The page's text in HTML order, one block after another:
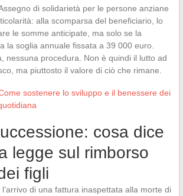
di solidarietà per le persone anziane
alla scomparsa del beneficiario, lo
le somme anticipate, ma solo se la
la soglia annuale fissata a 39 000 euro.
nessuna procedura. Non è quindi il lutto ad
ma piuttosto il valore di ciò che rimane.
sostenere lo sviluppo e il benessere dei
cosa dice
legge sul rimborso
figli
di una fattura inaspettata alla morte di